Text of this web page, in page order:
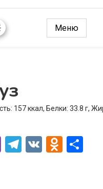
Меню
157 ккал, Белки: 33.8 г,
ViberTelegram
VK